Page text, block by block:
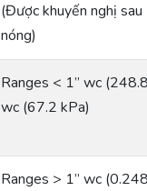
(Được khuyến nghị
nóng)
Ranges < 1” wc
wc (67.2 kPa)
Ranges > 1” wc